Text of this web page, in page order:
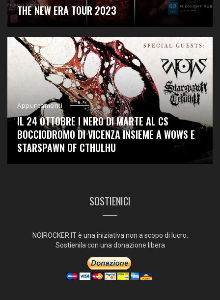
THE NEW ERA TOUR 2023
Appuntamenti
IL 24 OTTOBRE I NERO DI MARTE AL CS
BOCCIODROMO DI VICENZA INSIEME A WOWS E
STARSPAWN OF CTHULHU
SOSTIENICI
NOIROCKER.IT è una iniziativa non a scopo di lucro.
Sostienila con una donazione libera